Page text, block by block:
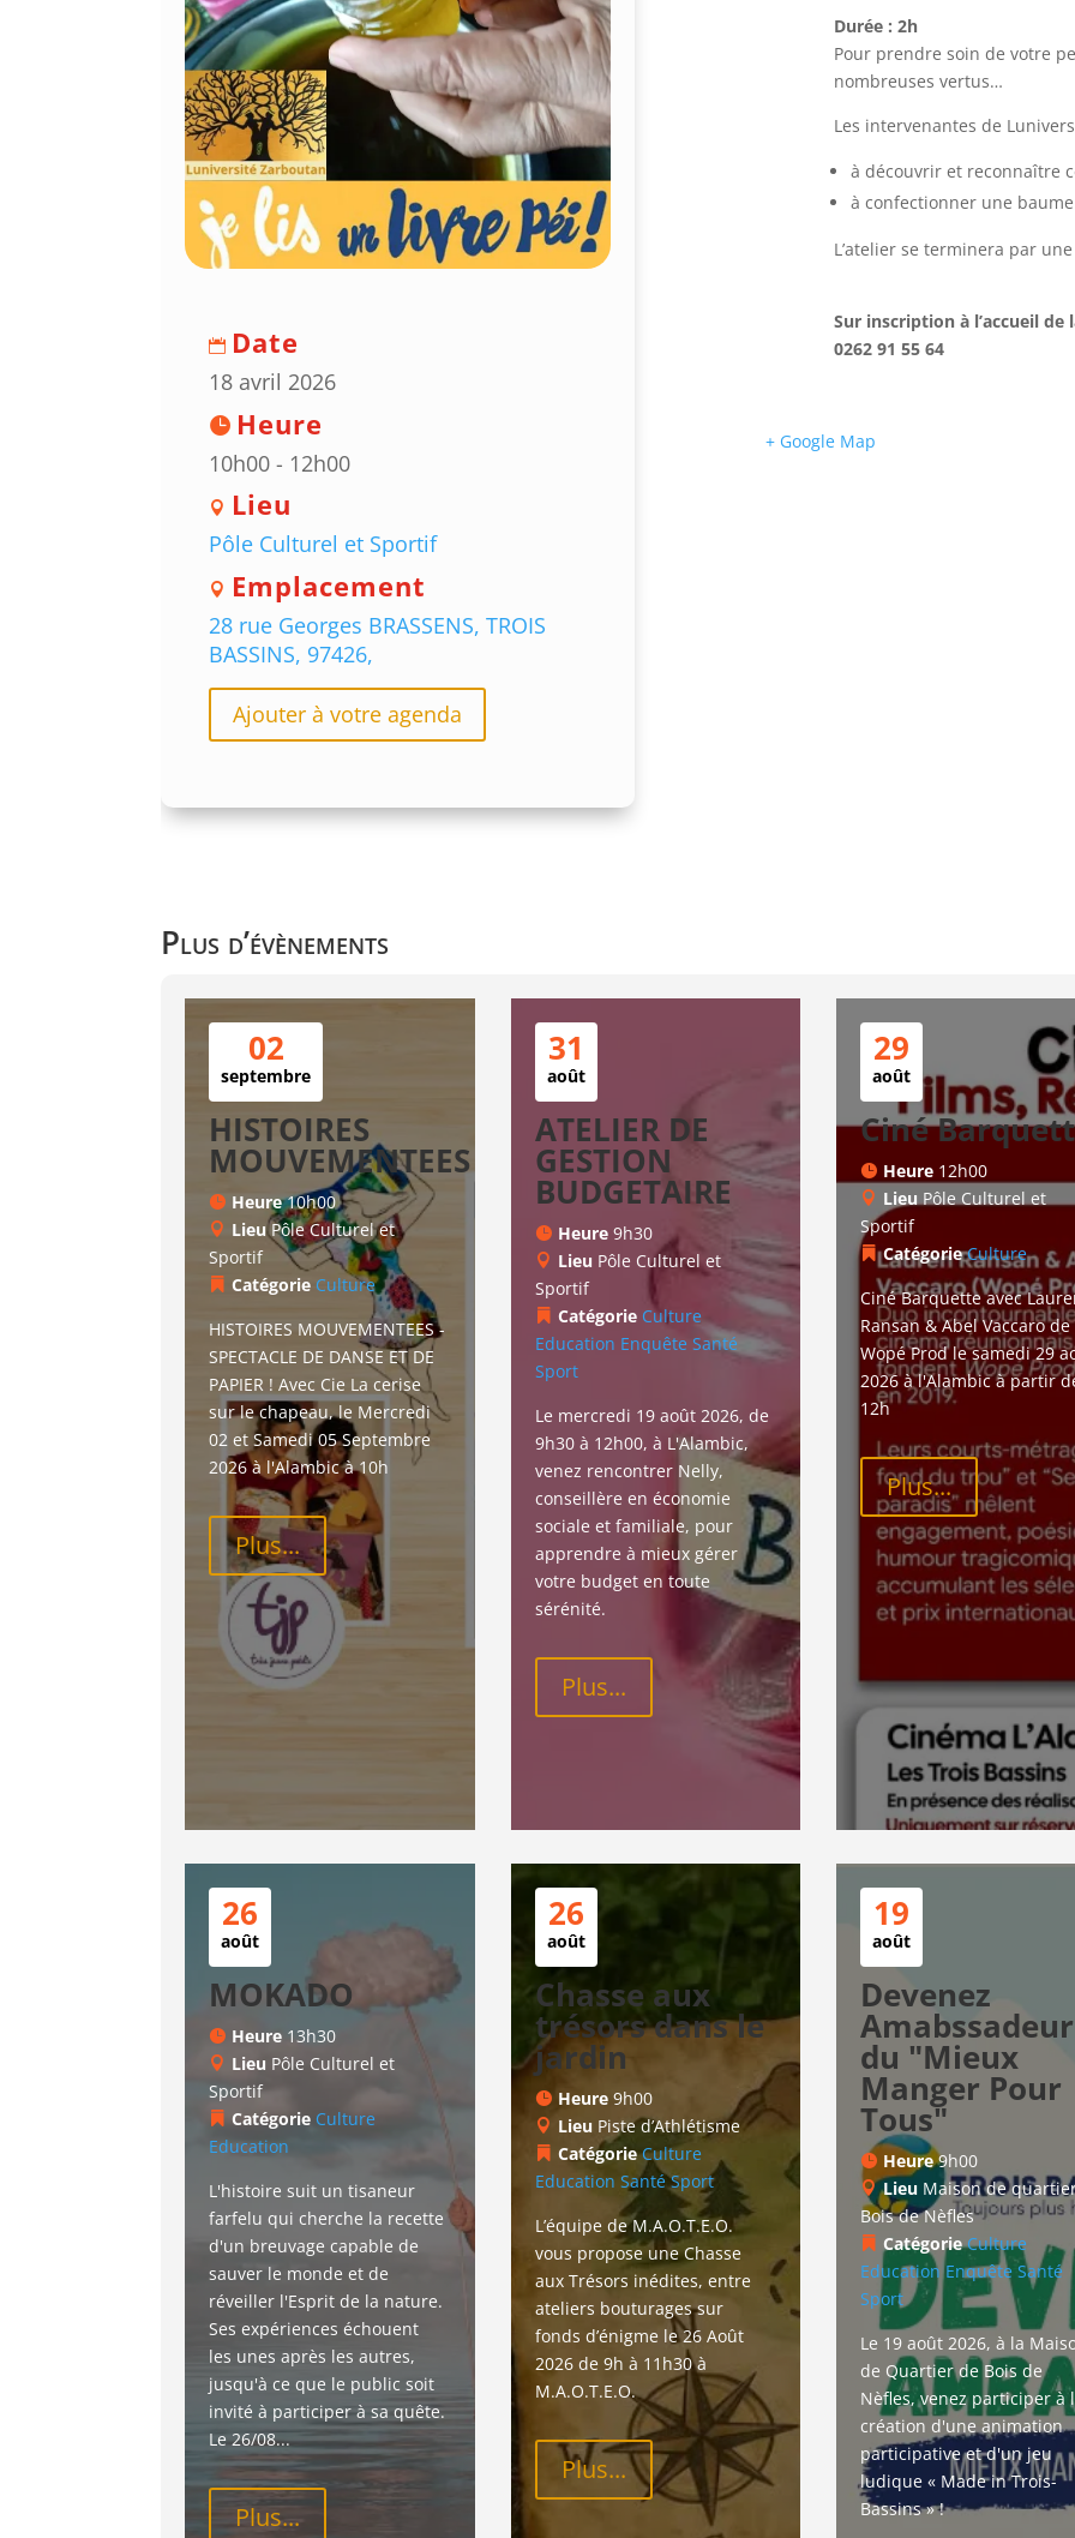
Date
18 avril 2026
Heure
10h00 - 12h00
Lieu
Pôle Culturel et Sportif
Emplacement
28 rue Georges BRASSENS, TROIS
BASSINS, 97426,
Ajouter à votre agenda
Durée : 2h
Pour prendre soin de votre
nombreuses vertus…
Les intervenantes de
à découvrir et reconnaître
à confectionner une
L’atelier se terminera par
Sur inscription à l’accueil
0262 91 55 64
+ Google Map
Plus d’évènements
02
septembre
HISTOIRES
MOUVEMENTEES
Heure10h00
LieuPôle Culturel et
Sportif
Catégorie Culture
HISTOIRES MOUVEMENTEES -
SPECTACLE DE DANSE ET DE
PAPIER ! Avec Cie La cerise
sur le chapeau, le Mercredi
02 et Samedi 05 Septembre
2026 à l'Alambic à 10h
Plus...
31
août
ATELIER DE
GESTION
BUDGETAIRE
Heure 9h30
Lieu Pôle Culturel et
Sportif
Catégorie Culture
Education Enquête Santé
Sport
Le mercredi 19 août 2026, de
9h30 à 12h00, à L'Alambic,
venez rencontrer Nelly,
conseillère en économie
sociale et familiale, pour
apprendre à mieux gérer
votre budget en toute
sérénité.
Plus...
29
août
Ciné
Heure 12h00
LieuPôle Culturel et
Sportif
CatégorieCulture
Ciné Barquette avec
Ransan & Abel Vaccaro de
Wopé Prod le samedi 29
2026 à l'Alambic à partir
12h
Plus...
26
août
MOKADO
Heure 13h30
Lieu Pôle Culturel et
Sportif
Catégorie Culture
Education
L'histoire suit un tisaneur
farfelu qui cherche la recette
d'un breuvage capable de
sauver le monde et de
réveiller l'Esprit de la nature.
Ses expériences échouent
les unes après les autres,
jusqu'à ce que le public soit
invité à participer à sa quête.
Le 26/08...
Plus...
26
août
Chasse aux
trésors dans le
jardin
Heure 9h00
Lieu Piste d’Athlétisme
CatégorieCulture
Education Santé Sport
L’équipe de M.A.O.T.E.O.
vous propose une Chasse
aux Trésors inédites, entre
ateliers bouturages sur
fonds d’énigme le 26 Août
2026 de 9h à 11h30 à
M.A.O.T.E.O.
Plus...
19
août
Devenez
du "Mieux
Manger Pour
Tous"
Heure9h00
Lieu Maison de
Bois de Nèfles
CatégorieCulture
Education Enquête Santé
Sport
Le 19 août 2026, à la
de Quartier de Bois de
Nèfles, venez participer à
création d'une animation
participative et d'un jeu
ludique « Made in Trois-
Bassins » !